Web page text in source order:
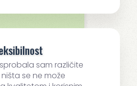
sam različite
se ne može